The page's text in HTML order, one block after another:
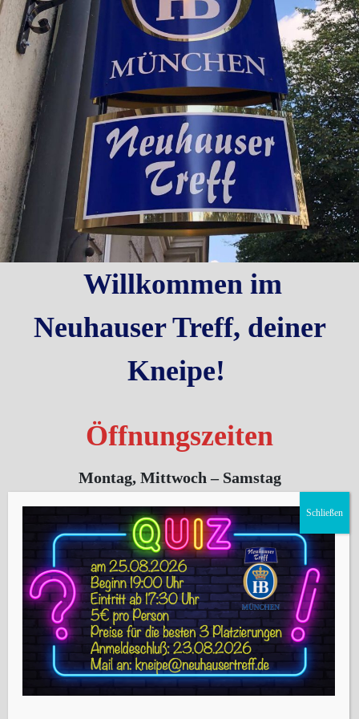
Willkommen im
Neuhauser Treff, deiner
Kneipe!
Öffnungszeiten
Montag, Mittwoch – Samstag
ab 17:00 Uhr
Sonntag & Feiertag
ab 20:00 Uhr
Dienstag Ruhetag
Telefon:+49 89 45 45 53 63